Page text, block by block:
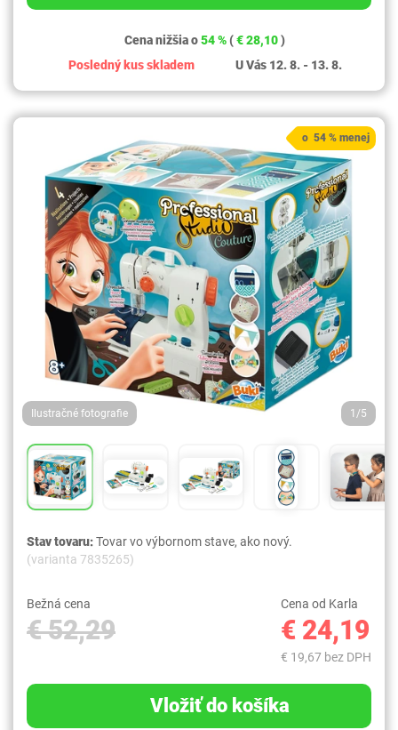
Cena nižšia o54 % (€ 28,10)
Posledný kus skladem
U Vás 12. 8. - 13. 8.
Ilustračné fotografie 1/5
o 54 % menej
Stav tovaru:Tovar vo výbornom stave, ako nový.
(varianta 7835265)
Bežná cena
€ 52,29
Cena od Karla
€ 24,19
€ 19,67 bez DPH
Vložiť do košíka